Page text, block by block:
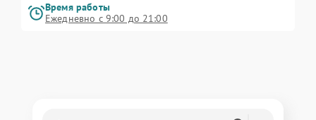
Время работы
Ежедневно с 9:00 до 21:00